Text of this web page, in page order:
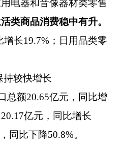
用电器和音像器材类零售
类商品消费稳中有升。
增长19.7% ；日用品类零
持较快增长
总额20.65亿元，同比增
20.17亿元，同比增长
同比下降50.8%。